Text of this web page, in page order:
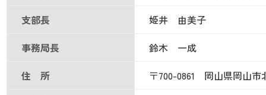
支部長
姫井 由美子
事務局長
鈴木 一成
住 所
〒700-0861 岡山県岡山市